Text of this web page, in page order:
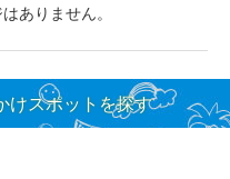
ありません。
けスポットを探す